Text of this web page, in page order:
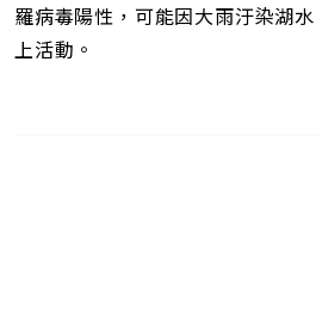
羅病毒陽性，可能因大雨汙染湖
上活動。